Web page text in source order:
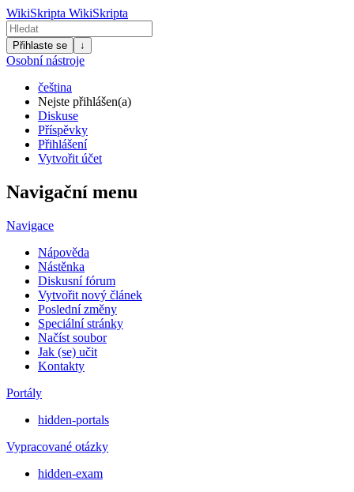
WikiSkripta WikiSkripta
Přihlaste se ↓
Osobní nástroje
čeština
Nejste přihlášen(a)
Diskuse
Příspěvky
Přihlášení
Vytvořit účet
Navigační menu
Navigace
Nápověda
Nástěnka
Diskusní fórum
Vytvořit nový článek
Poslední změny
Speciální stránky
Načíst soubor
Jak (se) učit
Kontakty
Portály
hidden-portals
Vypracované otázky
hidden-exam